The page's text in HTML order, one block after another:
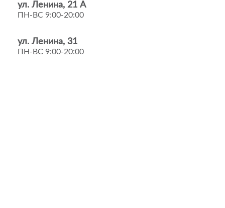
ул. Ленина, 21 А
ПН-ВС 9:00-20:00
ул. Ленина, 31
ПН-ВС 9:00-20:00